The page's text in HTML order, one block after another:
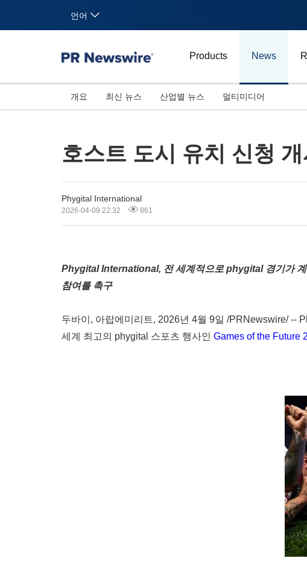
언어
Products News
개요 최신 뉴스 산업별 뉴스 멀티미디어
호스트 도시 유치 신청
Phygital International
2026-04-09 22:32 861
Phygital International, 전 세계적으로 phygital 경기가
참여를 촉구
두바이, 아랍에미리트, 2026년 4월 9일 /PRNewswire/ --
세계 최고의 phygital 스포츠 행사인 Games of the Future